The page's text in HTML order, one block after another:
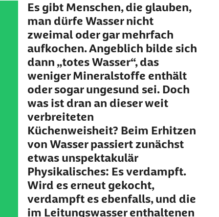
Es gibt Menschen, die glauben,
man dürfe Wasser nicht
zweimal oder gar mehrfach
aufkochen. Angeblich bilde sich
dann „totes Wasser“, das
weniger Mineralstoffe enthält
oder sogar ungesund sei. Doch
was ist dran an dieser weit
verbreiteten
Küchenweisheit? Beim Erhitzen
von Wasser passiert zunächst
etwas unspektakulär
Physikalisches: Es verdampft.
Wird es erneut gekocht,
verdampft es ebenfalls, und die
im Leitungswasser enthaltenen